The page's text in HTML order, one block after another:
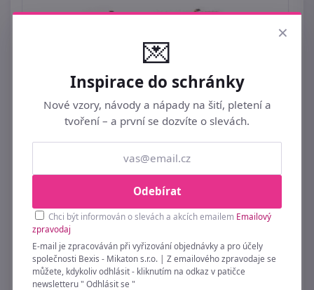
Dámská kabelka crossbody 20x14 cm
419 Kč
×
💌
Inspirace do schránky
Nové vzory, návody a nápady na šití, pletení a
tvoření – a první se dozvíte o slevách.
Odebírat
Chci být informován o slevách a akcích emailem Emailový
zpravodaj
E-mail je zpracováván při vyřizování objednávky a pro účely
společnosti Bexis - Mikaton s.r.o. | Z emailového zpravodaje se
můžete, kdykoliv odhlásit - kliknutím na odkaz v patičce
newsletteru " Odhlásit se "